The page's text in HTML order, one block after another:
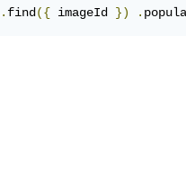
. find ({ imageId }) .